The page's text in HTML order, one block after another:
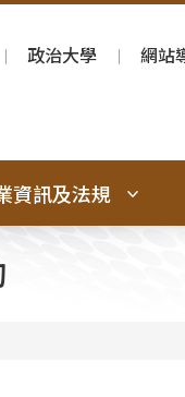
政治大學 網站
資訊及法規